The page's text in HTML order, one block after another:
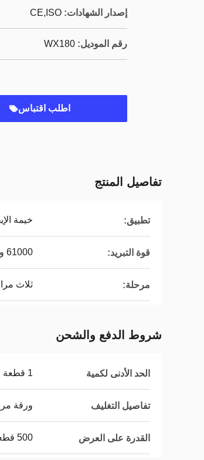
إصدار الشهادات: CE,ISO
رقم الموديل: WX180
اطلب اقتباس
تفاصيل المنتج
تطبيق: خيمة
قوة التبريد: 61000 وحدة حرارية
مرحلة: ثلاث
شروط الدفع والشحن
الحد الأدنى لكمية 1 قطعة
تفاصيل التغليف ورقة
القدرة على العرض 500 قطعة شهريا